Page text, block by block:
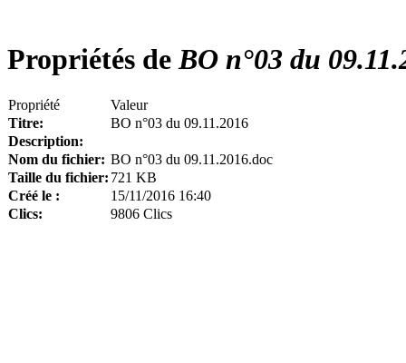
Propriétés deBO n°03 du
Propriété
Valeur
Titre:
BO n°03 du 09.11.2016
Description:
Nom du fichier: BO n°03 du 09.11.2016.doc
Taille du fichier: 721 KB
Créé le :
15/11/2016 16:40
Clics:
9806 Clics